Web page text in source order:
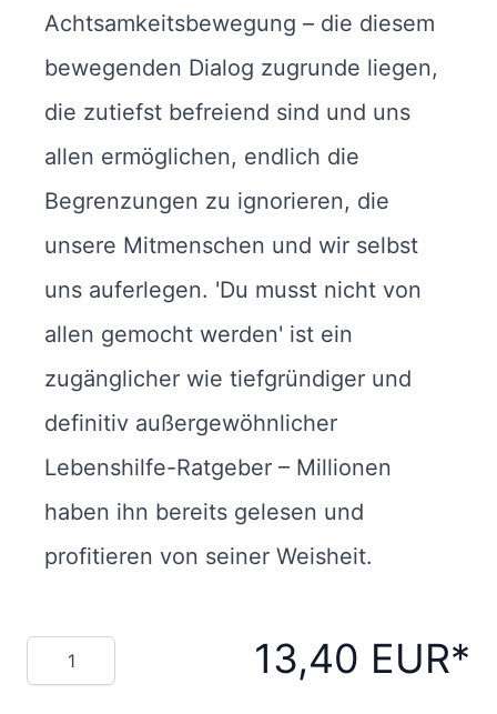
Achtsamkeitsbewegung – die diesem
bewegenden Dialog zugrunde liegen,
die zutiefst befreiend sind und uns
allen ermöglichen, endlich die
Begrenzungen zu ignorieren, die
unsere Mitmenschen und wir selbst
uns auferlegen. 'Du musst nicht von
allen gemocht werden' ist ein
zugänglicher wie tiefgründiger und
definitiv außergewöhnlicher
Lebenshilfe-Ratgeber – Millionen
haben ihn bereits gelesen und
profitieren von seiner Weisheit.
Menge 13,40 EUR